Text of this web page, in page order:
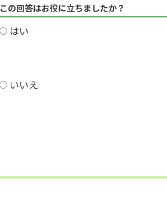
この回答はお役に立ちましたか？
はい
いいえ